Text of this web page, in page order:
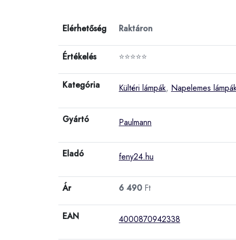
Elérhetőség Raktáron
Értékelés ⭐⭐⭐⭐⭐
Kategória Kültéri lámpák, Napelemes
Gyártó Paulmann
Eladó feny24.hu
Ár 6 490Ft
EAN 4000870942338